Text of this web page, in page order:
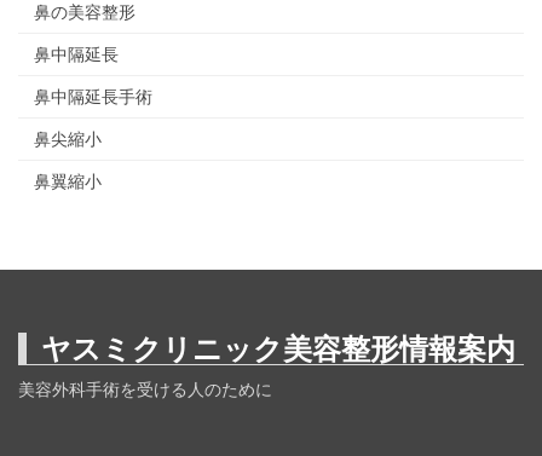
鼻の美容整形
鼻中隔延長
鼻中隔延長手術
鼻尖縮小
鼻翼縮小
ヤスミクリニック美容整形情報案内
美容外科手術を受ける人のために